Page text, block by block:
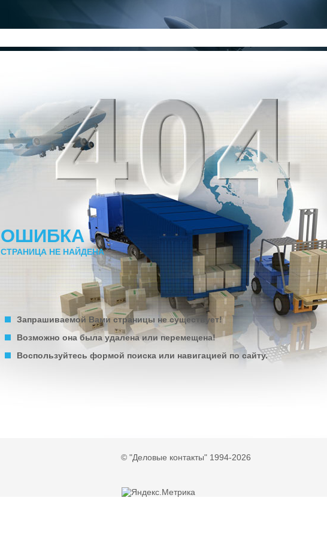
ОШИБКА
СТРАНИЦА НЕ НАЙДЕНА
Запрашиваемой Вами страницы не существует!
Возможно она была удалена или перемещена!
Воспользуйтесь формой поиска или навигацией по сайту.
© "Деловые контакты" 1994-2026